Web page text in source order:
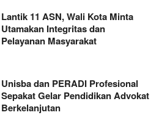
Lantik 11 ASN, Wali Kota Minta
Utamakan Integritas dan
Pelayanan Masyarakat
Unisba dan PERADI Profesional
Sepakat Gelar Pendidikan Advokat
Berkelanjutan